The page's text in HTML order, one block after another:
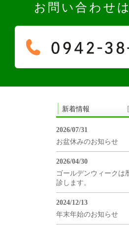
お問い合わせ
新着情報
2026/07/31
お盆休みのお知らせ
2026/04/30
ゴールデンウィークは
診します。
2024/12/13
年末年始のお知らせ